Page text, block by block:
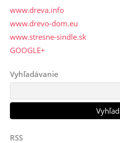
www.dreva.info
www.drevo-dom.eu
www.stresne-sindle.sk
GOOGLE+
Vyhľadávanie
RSS